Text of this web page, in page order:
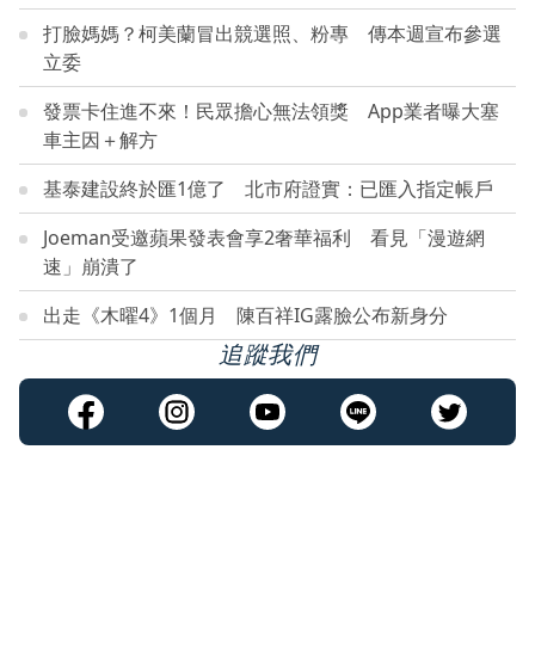
打臉媽媽？柯美蘭冒出競選照、粉專 傳本週宣布參選
立委
發票卡住進不來！民眾擔心無法領獎 App業者曝大塞
車主因＋解方
基泰建設終於匯1億了 北市府證實：已匯入指定帳戶
Joeman受邀蘋果發表會享2奢華福利 看見「漫遊網
速」崩潰了
出走《木曜4》1個月 陳百祥IG露臉公布新身分
追蹤我們